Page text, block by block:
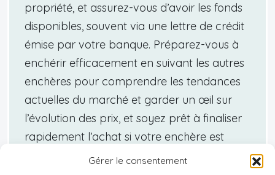
Gérer le consentement
propriété, et assurez-vous d’avoir les fonds
disponibles, souvent via une lettre de crédit
émise par votre banque. Préparez-vous à
enchérir efficacement en suivant les autres
enchères pour comprendre les tendances
actuelles du marché et garder un œil sur
l’évolution des prix, et soyez prêt à finaliser
rapidement l’achat si votre enchère est
retenue, car les délais pour effectuer les